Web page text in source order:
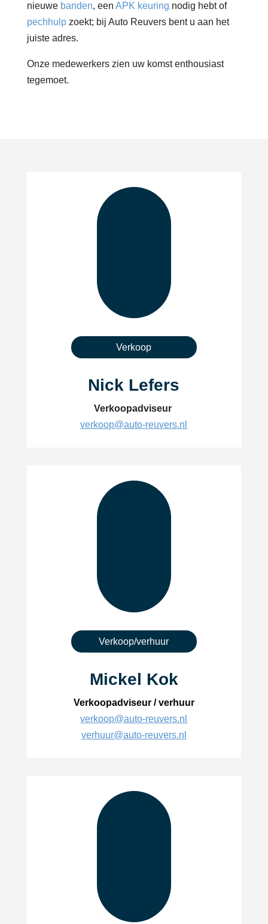
nieuwe banden, een APK keuring nodig hebt of
pechhulpzoekt; bij Auto Reuvers bent u aan het
juiste adres.
Onze medewerkers zien uw komst enthousiast
tegemoet.
Verkoop
Nick Lefers
Verkoopadviseur
verkoop@auto-reuvers.nl
Verkoop/verhuur
Mickel Kok
Verkoopadviseur / verhuur
verkoop@auto-reuvers.nl
verhuur@auto-reuvers.nl